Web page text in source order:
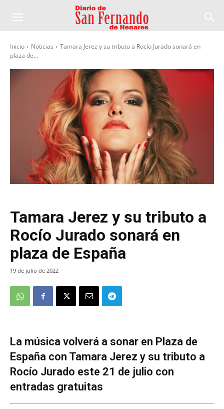
Inicio Noticias
Tamara Jerez y su tributo a Rocío Jurado sonará en
plaza de...
Tamara Jerez y su tributo a
Rocío Jurado sonará en
plaza de España
19 de julio de 2022
La música volverá a sonar en Plaza de
España con Tamara Jerez y su tributo a
Rocío Jurado este 21 de julio con
entradas gratuitas